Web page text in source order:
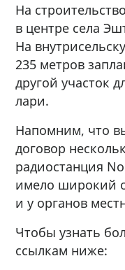
На
в центре села
На
235 метров
другой участок
лари.
Напомним, что
договор
радиостанция
имело широкий
и у органов
Чтобы узнать
ссылкам ниже: